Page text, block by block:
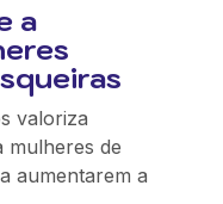
a
valoriza
mulheres de
aumentarem a